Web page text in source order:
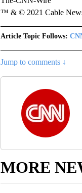
™ & © 2021 Cable
Article Topic Follows:
Jump to comments ↓
MORE